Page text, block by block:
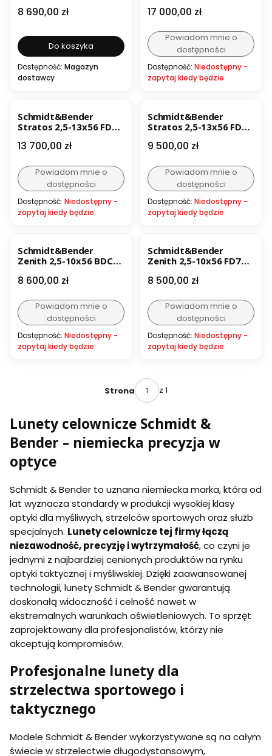
Cena
8 690,00 zł
Do koszyka
Dostępność: Magazyn
dostawcy
Cena
17 000,00 zł
Powiadom mnie o
dostępności
Dostępność: Niedostępny -
zapytaj kiedy będzie
Schmidt&Bender
Stratos 2,5-13x56 FD7
Cena
13 700,00 zł
Powiadom mnie o
dostępności
Dostępność: Niedostępny -
zapytaj kiedy będzie
Schmidt&Bender
Stratos 2,5-13x56 FD7
bębnem balistycznym
Cena
9 500,00 zł
Powiadom mnie o
dostępności
Dostępność: Niedostępny -
zapytaj kiedy będzie
Schmidt&Bender
Zenith 2,5-10x56 BDC
z Bębnem balistyczym
Cena
8 600,00 zł
Powiadom mnie o
dostępności
Dostępność: Niedostępny -
zapytaj kiedy będzie
Schmidt&Bender
Zenith 2,5-10x56 FD7
Cena
8 500,00 zł
Powiadom mnie o
dostępności
Dostępność: Niedostępny -
zapytaj kiedy będzie
Strona z 1
Lunety celownicze Schmidt &
Bender – niemiecka precyzja w
optyce
Schmidt & Bender to uznana niemiecka marka, która od
lat wyznacza standardy w produkcji wysokiej klasy
optyki dla myśliwych, strzelców sportowych oraz służb
specjalnych. Lunety celownicze tej firmy łączą
niezawodność, precyzję i wytrzymałość, co czyni je
jednymi z najbardziej cenionych produktów na rynku
optyki taktycznej i myśliwskiej. Dzięki zaawansowanej
technologii, lunety Schmidt & Bender gwarantują
doskonałą widoczność i celność nawet w
ekstremalnych warunkach oświetleniowych. To sprzęt
zaprojektowany dla profesjonalistów, którzy nie
akceptują kompromisów.
Profesjonalne lunety dla
strzelectwa sportowego i
taktycznego
Modele Schmidt & Bender wykorzystywane są na całym
świecie w strzelectwie długodystansowym,